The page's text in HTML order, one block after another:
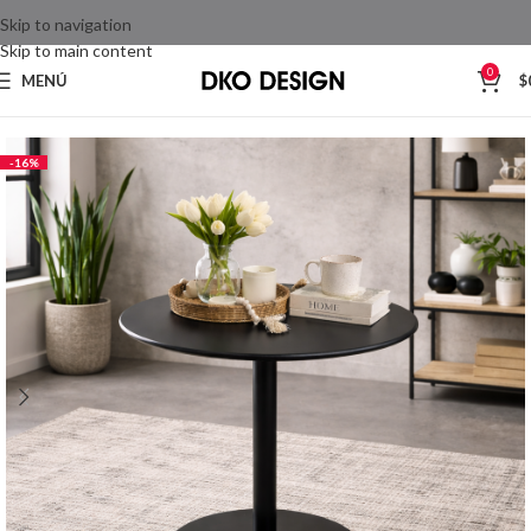
Skip to navigation
Skip to main content
MENÚ 0 $
-16%